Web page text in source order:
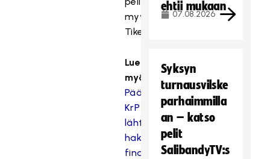
myy
Tiketti.
Lue
myös:
Pääkallo.fi:
KrP
lähtee
hakemaan
finaalipaikkaa
ehtii mukaan
07.08.2026
Syksyn
turnausvilske
parhaimmilla
an – katso
pelit
SalibandyTV:s